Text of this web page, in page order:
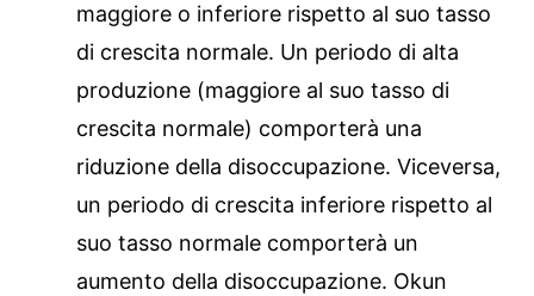
maggiore o inferiore rispetto al suo tasso
di crescita normale. Un periodo di alta
produzione (maggiore al suo tasso di
crescita normale) comporterà una
riduzione della disoccupazione. Viceversa,
un periodo di crescita inferiore rispetto al
suo tasso normale comporterà un
aumento della disoccupazione. Okun